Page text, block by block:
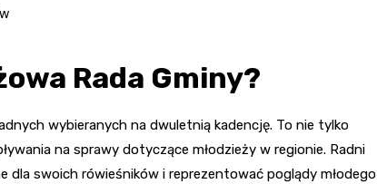
Rada Gminy?
wybieranych na dwuletnią kadencję. To nie tylko
na sprawy dotyczące młodzieży w regionie. Radni
swoich rówieśników i reprezentować poglądy młodego